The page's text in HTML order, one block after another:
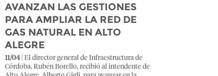
AVANZAN LAS GESTIONES
PARA AMPLIAR LA RED DE
GAS NATURAL EN ALTO
ALEGRE
11/04| El director general de Infraestructura de
Córdoba, Rubén Borello, recibió al intendente de